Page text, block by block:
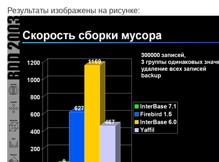
Результаты изображены на рисунке: